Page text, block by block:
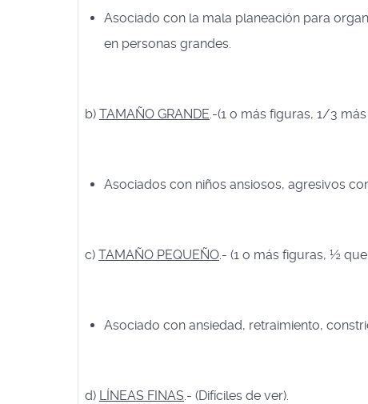
Asociado con la mala planeación para
en personas grandes.
b) TAMAÑO GRANDE.-(1 o más figuras, 1/3
Asociados con niños ansiosos, agresivos
c) TAMAÑO PEQUEÑO.- (1 o más figuras, ½
Asociado con ansiedad, retraimiento,
d) LÍNEAS FINAS.- (Difíciles de ver).